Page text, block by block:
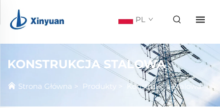
PL
KONSTRUKCJA STALOWA
Strona Główna > Produkty > Konstrukcja Stalowa